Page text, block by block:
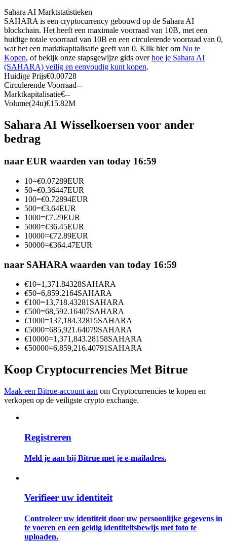
Kopiëren Handel
Sluit je aan bij top traders
Word een Copy Trader
Geniet van winstdeling en copy trading commissies
Informatie
Big data-analyse inclusief handelsinformatie, enz.
Gids
Futures-startgids
Sahara AI Marktstatistieken
SAHARA is een cryptocurrency gebouwd op de Sahara AI
blockchain. Het heeft een maximale voorraad van 10B, met een
huidige totale voorraad van 10B en een circulerende voorraad van 0,
wat het een marktkapitalisatie geeft van 0. Klik hier om Nu te
Kopen, of bekijk onze stapsgewijze gids overhoe je Sahara AI
(SAHARA) veilig en eenvoudig kunt kopen.
Huidige Prijs€0.00728
Circulerende Voorraad--
Marktkapitalisatie€--
Volume(24u)€15.82M
Sahara AI Wisselkoersen voor ander
bedrag
naar EUR waarden van today 16:59
10=€0.07289EUR
50=€0.36447EUR
100=€0.72894EUR
500=€3.64EUR
1000=€7.29EUR
5000=€36.45EUR
10000=€72.89EUR
50000=€364.47EUR
naar SAHARA waarden van today 16:59
€10=1,371.84328SAHARA
€50=6,859.2164SAHARA
€100=13,718.43281 SAHARA
€500=68,592.16407SAHARA
€1000=137,184.32815SAHARA
€5000=685,921.64079SAHARA
€10000=1,371,843.28158SAHARA
€50000=6,859,216.40791 SAHARA
Koop Cryptocurrencies Met Bitrue
Maak een Bitrue-account aan om Cryptocurrencies te kopen en
verkopen op de veiligste crypto exchange.
Registreren
Meld je aan bij Bitrue met je e-mailadres.
Verifieer uw identiteit
Controleer uw identiteit door uw persoonlijke gegevens in
te voeren en een geldig identiteitsbewijs met foto te
uploaden.